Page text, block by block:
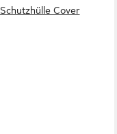
Schutzhülle Cover